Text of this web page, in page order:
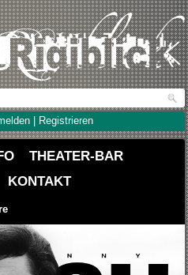
| Registrieren
THEATER-BAR
KONTAKT